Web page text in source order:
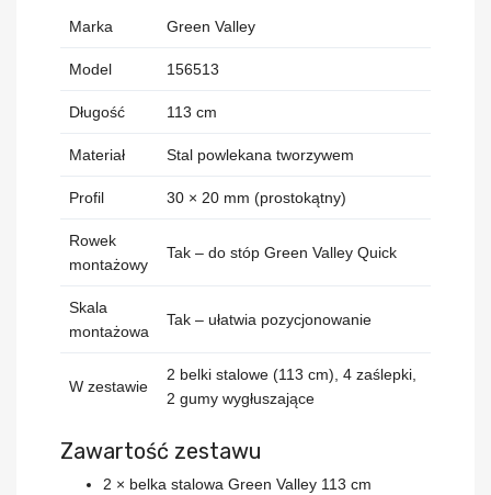
Marka Green Valley
Model 156513
Długość 113 cm
Materiał Stal powlekana tworzywem
Profil 30 × 20 mm (prostokątny)
Rowek
montażowy
Tak – do stóp Green Valley Quick
Skala
montażowa
Tak – ułatwia pozycjonowanie
W zestawie
2 belki stalowe (113 cm), 4 zaślepki,
2 gumy wygłuszające
Zawartość zestawu
2 × belka stalowa Green Valley 113 cm